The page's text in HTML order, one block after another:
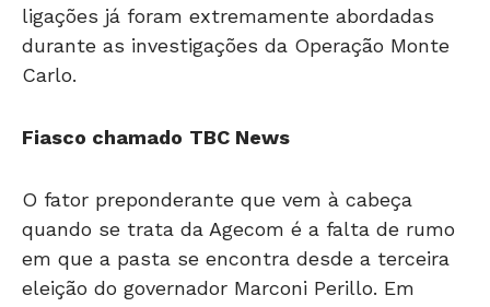
ligações já foram extremamente abordadas
durante as investigações da Operação Monte
Carlo.
Fiasco chamado TBC News
O fator preponderante que vem à cabeça
quando se trata da Agecom é a falta de rumo
em que a pasta se encontra desde a terceira
eleição do governador Marconi Perillo. Em